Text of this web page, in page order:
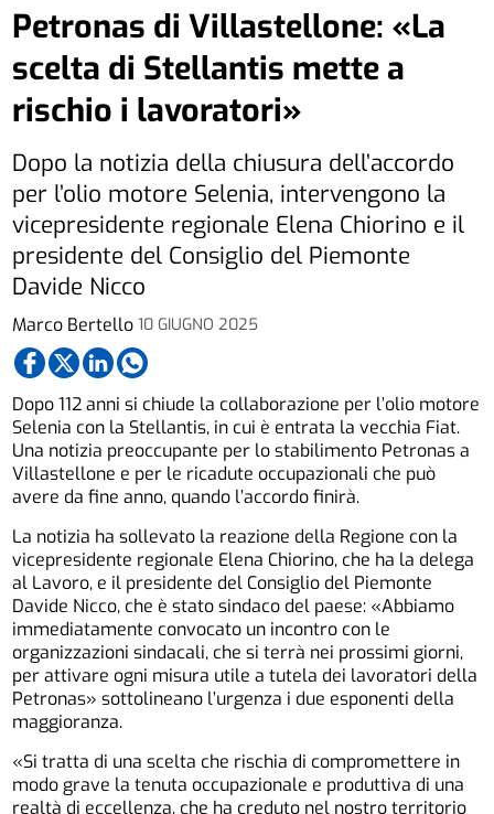
Marco Bertello 10 GIUGNO 2025
Petronas di Villastellone: «La
scelta di Stellantis mette a
rischio i lavoratori»
Dopo la notizia della chiusura dell’accordo
per l’olio motore Selenia, intervengono la
vicepresidente regionale Elena Chiorino e il
presidente del Consiglio del Piemonte
Davide Nicco
Dopo 112 anni si chiude la collaborazione per l’olio motore
Selenia con la Stellantis, in cui è entrata la vecchia Fiat.
Una notizia preoccupante per lo stabilimento Petronas a
Villastellone e per le ricadute occupazionali che può
avere da fine anno, quando l’accordo finirà.
La notizia ha sollevato la reazione della Regione con la
vicepresidente regionale Elena Chiorino, che ha la delega
al Lavoro, e il presidente del Consiglio del Piemonte
Davide Nicco, che è stato sindaco del paese: «Abbiamo
immediatamente convocato un incontro con le
organizzazioni sindacali, che si terrà nei prossimi giorni,
per attivare ogni misura utile a tutela dei lavoratori della
Petronas» sottolineano l’urgenza i due esponenti della
maggioranza.
«Si tratta di una scelta che rischia di compromettere in
modo grave la tenuta occupazionale e produttiva di una
realtà di eccellenza, che ha creduto nel nostro territorio